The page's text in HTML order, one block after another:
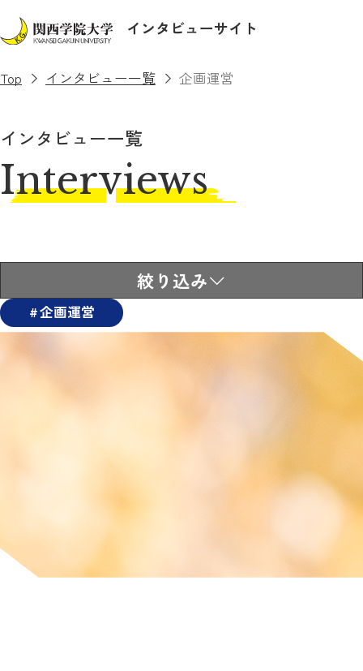
インタビューサイト
Top インタビュー一覧 企画運営
インタビュー一覧
Interviews
絞り込み
企画運営